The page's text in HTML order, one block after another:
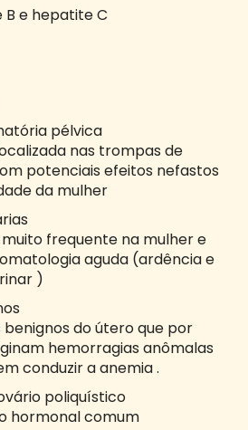
B e hepatite C
pélvica
nas trompas de
potenciais efeitos nefastos
da mulher
frequente na mulher e
aguda (ardência e
)
benignos do útero que por
hemorragias anômalas
conduzir a anemia .
poliquístico
hormonal comum